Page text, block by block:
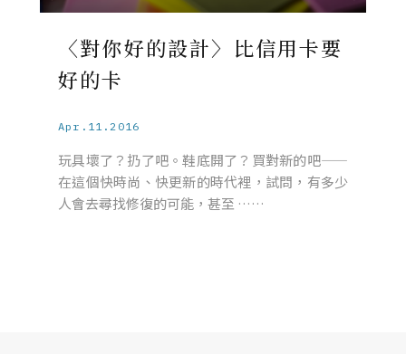
〈對你好的設計〉比信用卡要
好的卡
Apr.11.2016
玩具壞了？扔了吧。鞋底開了？買對新的吧——
在這個快時尚、快更新的時代裡，試問，有多少
人會去尋找修復的可能，甚至 ……